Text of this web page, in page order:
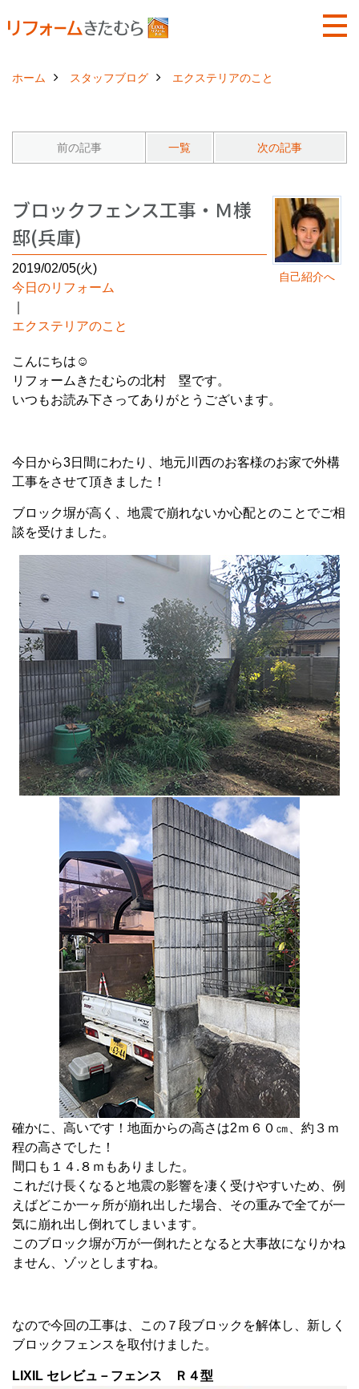
ホーム スタッフブログ エクステリアのこと
前の記事 一覧 次の記事
自己紹介へ
ブロックフェンス工事・Ｍ様
邸(兵庫)
2019/02/05(火)
今日のリフォーム
エクステリアのこと
こんにちは☺
リフォームきたむらの北村 塁です。
いつもお読み下さってありがとうございます。
今日から3日間にわたり、地元川西のお客様のお家で外構
工事をさせて頂きました！
ブロック塀が高く、地震で崩れないか心配とのことでご相
談を受けました。
確かに、高いです！地面からの高さは2ｍ６０㎝、約３ｍ
程の高さでした！
間口も１４.８ｍもありました。
これだけ長くなると地震の影響を凄く受けやすいため、例
えばどこか一ヶ所が崩れ出した場合、その重みで全てが一
気に崩れ出し倒れてしまいます。
このブロック塀が万が一倒れたとなると大事故になりかね
ません、ゾッとしますね。
なので今回の工事は、この７段ブロックを解体し、新しく
ブロックフェンスを取付けました。
LIXIL セレビュ－フェンス Ｒ４型